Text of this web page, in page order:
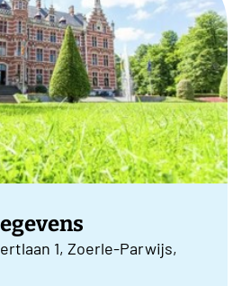
1, Zoerle-Parwijs,